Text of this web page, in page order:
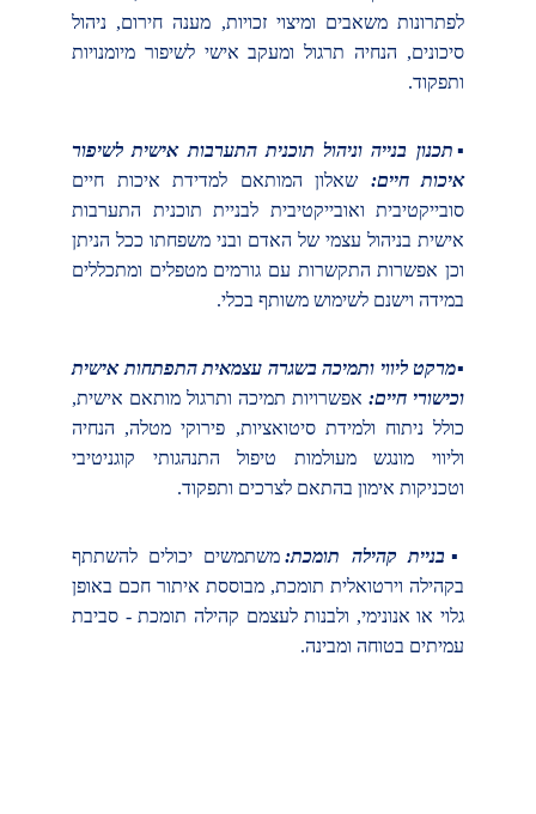
לפתרונות משאבים ומיצוי זכויות, מענה חירום, ניהול
סיכונים, הנחיה תרגול ומעקב אישי לשיפור מיומנויות
ותפקוד.
▪תכנון בנייה וניהול תוכנית התערבות אישית לשיפור
איכות חיים: שאלון המותאם למדידת איכות חיים
סובייקטיבית ואובייקטיבית לבניית תוכנית התערבות
אישית בניהול עצמי של האדם ובני משפחתו ככל הניתן
וכן אפשרות התקשרות עם גורמים מטפלים ומתכללים
במידה וישנם לשימוש משותף בכלי.
▪מרקט ליווי ותמיכה בשגרה עצמאית התפתחות אישית
וכישורי חיים: אפשרויות תמיכה ותרגול מותאם אישית,
כולל ניתוח ולמידת סיטואציות, פירוקי מטלה, הנחיה
וליווי מונגש מעולמות טיפול התנהגותי קוגניטיבי
וטכניקות אימון בהתאם לצרכים ותפקוד.
▪בניית קהילה תומכת:משתמשים יכולים להשתתף
בקהילה וירטואלית תומכת, מבוססת איתור חכם באופן
גלוי או אנונימי, ולבנות לעצמם קהילה תומכת - סביבת
עמיתים בטוחה ומבינה.